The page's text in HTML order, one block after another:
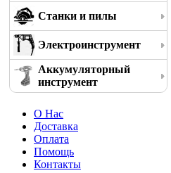
Станки и пилы
Электроинструмент
Аккумуляторный
инструмент
О Нас
Доставка
Оплата
Помощь
Контакты